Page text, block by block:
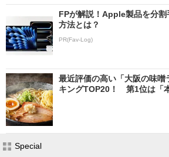
FPが解説！Apple製品を分割
方法とは？
PR(Fav-Log)
最近評価の高い「大阪の味噌
キングTOP20！ 第1位は「
Special